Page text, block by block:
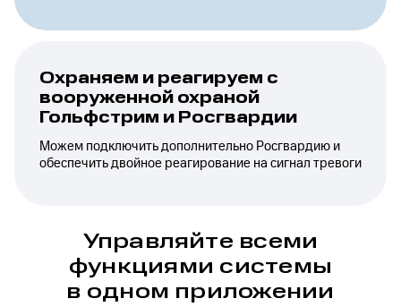
Охраняем и реагируем с
вооруженной охраной
Гольфстрим и Росгвардии
Можем подключить дополнительно Росгвардию и
обеспечить двойное реагирование на сигнал тревоги
Управляйте всеми
функциями системы
в одном приложении